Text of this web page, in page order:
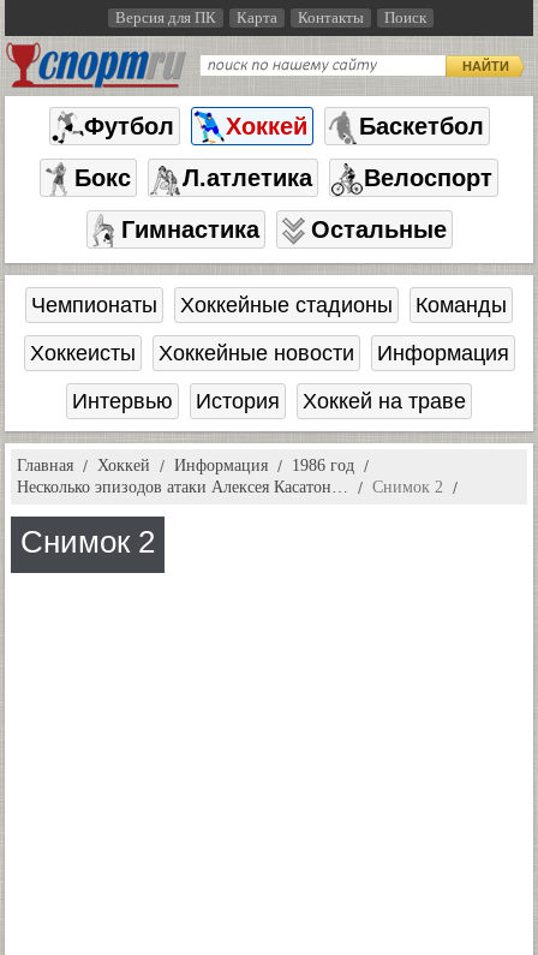
Версия для ПК Карта Контакты Поиск
НАЙТИ
Футбол Хоккей
Баскетбол
Бокс
Л.атлетика
Велоспорт
Гимнастика
Остальные
Чемпионаты Хоккейные стадионы
Команды
Хоккеисты
Хоккейные новости
Информация
Интервью
История Хоккей на траве
Главная Хоккей Информация
1986 год
Несколько эпизодов атаки Алексея Касатон…
Снимок 2
Снимок 2